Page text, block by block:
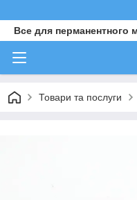
Все для перманентного
Товари та послуги